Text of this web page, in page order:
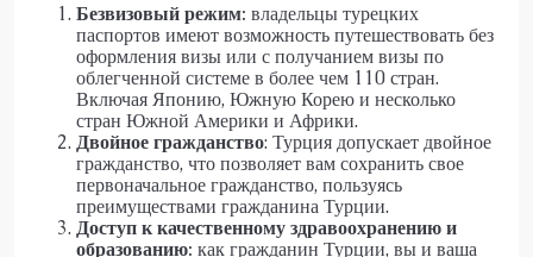
Безвизовый режим: владельцы турецких
паспортов имеют возможность путешествовать без
оформления визы или с получанием визы по
облегченной системе в более чем 110 стран.
Включая Японию, Южную Корею и несколько
стран Южной Америки и Африки.
Двойное гражданство: Турция допускает двойное
гражданство, что позволяет вам сохранить свое
первоначальное гражданство, пользуясь
преимуществами гражданина Турции.
Доступ к качественному здравоохранению и
образованию: как гражданин Турции, вы и ваша